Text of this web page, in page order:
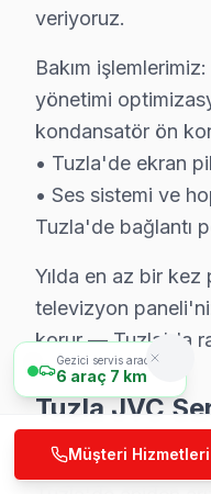
JVC parça
bu marka'a özgü
Yazılı taahhüt:
7/24 bu TV Destek
Tuzla'de JVC
Tuzla'de JVC LED
Servis sürecinin
Tuzla JVC TV
S: Tuzla'de sabah
C: Evet, Tuzla'de
S: Tuzla'de servis
veriyoruz.
Bakım
yönetimi
kondansatör ön
• Tuzla'de ekran
• Ses sistemi ve
Tuzla'de bağlantı
Yılda en az bir kez
televizyon
korur — Tuzla'da
Tuzla JVC
Yerinde
Gezici servis aracımız
6 araç 7 km
Müşteri Hizmetleri